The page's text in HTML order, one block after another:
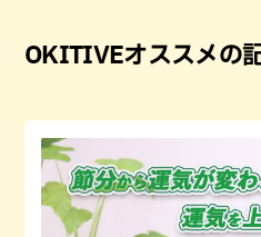
OKITIVEオススメの